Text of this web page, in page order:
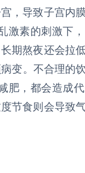
，导致子宫内
激素的刺激下
期熬夜还会拉
变。不合理的
肥，都会造成
节食则会导致